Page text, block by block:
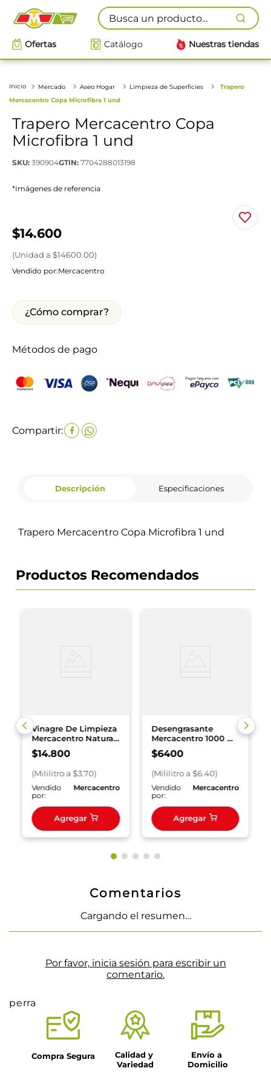
Busca un producto...
Ofertas Catálogo Nuestras tiendas
Mercado Aseo Hogar Limpieza de Superficies
Trapero
Mercacentro Copa Microfibra 1 und
Trapero Mercacentro Copa
Microfibra 1 und
SKU: 390904GTIN: 7704288013198
*Imágenes de referencia
$14.600
(Unidad a $14600.00)
Vendido por:Mercacentro
¿Cómo comprar?
Métodos de pago
Compartir:
Descripción Especificaciones
Trapero Mercacentro Copa Microfibra 1 und
Productos Recomendados
Vinagre De Limpieza
Mercacentro Natural
x 4000 ml
$14.800
(Mililitroa $3.70)
Vendido
por:
Mercacentro
Agregar
Desengrasante
Mercacentro 1000 ml
Spray
$6400
(Mililitroa $6.40)
Vendido
por:
Mercacentro
Agregar
Comentarios
Cargando el resumen…
Por favor, inicia sesión para escribir un
comentario.
perra
Compra Segura
Calidad y
Variedad
Envío a
Domicilio